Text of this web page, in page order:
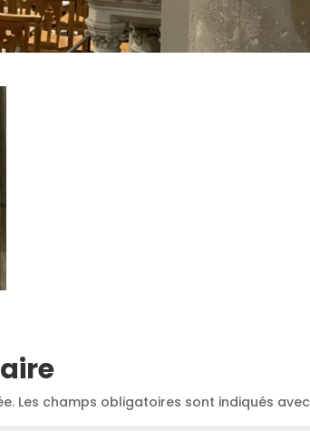
Les champs obligatoires sont indiqués avec